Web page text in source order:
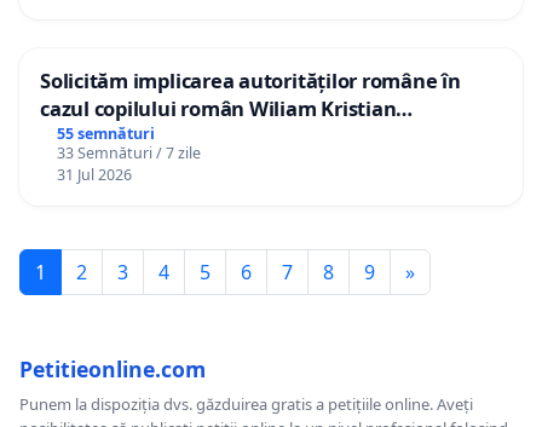
Solicităm implicarea autorităților române în
cazul copilului român Wiliam Kristian
Gheorghe, aflat în plasament în Danemarca de
12 ani
55 semnături
33 Semnături / 7 zile
31 Jul 2026
1 2 3 4 5 6 7 8 9 »
Petitieonline.com
Punem la dispoziția dvs. găzduirea gratis a petițiile online. Aveți